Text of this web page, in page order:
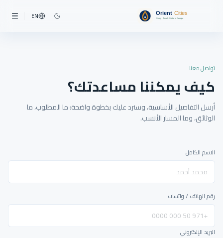
EN
تواصل معنا
كيف يمكننا مساعدتك؟
أرسل التفاصيل الأساسية، وسنرد عليك بخطوة واضحة: ما المطلوب، ما
الوثائق، وما المسار الأنسب.
الاسم الكامل
رقم الهاتف / واتساب
البريد الإلكتروني